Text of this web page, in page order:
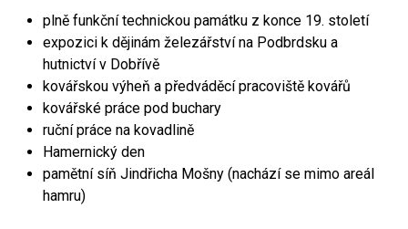
plně funkční technickou památku z konce 19. století
expozici k dějinám železářství na Podbrdsku a
hutnictví v Dobřívě
kovářskou výheň a předváděcí pracoviště kovářů
kovářské práce pod buchary
ruční práce na kovadlině
Hamernický den
pamětní síň Jindřicha Mošny (nachází se mimo areál
hamru)